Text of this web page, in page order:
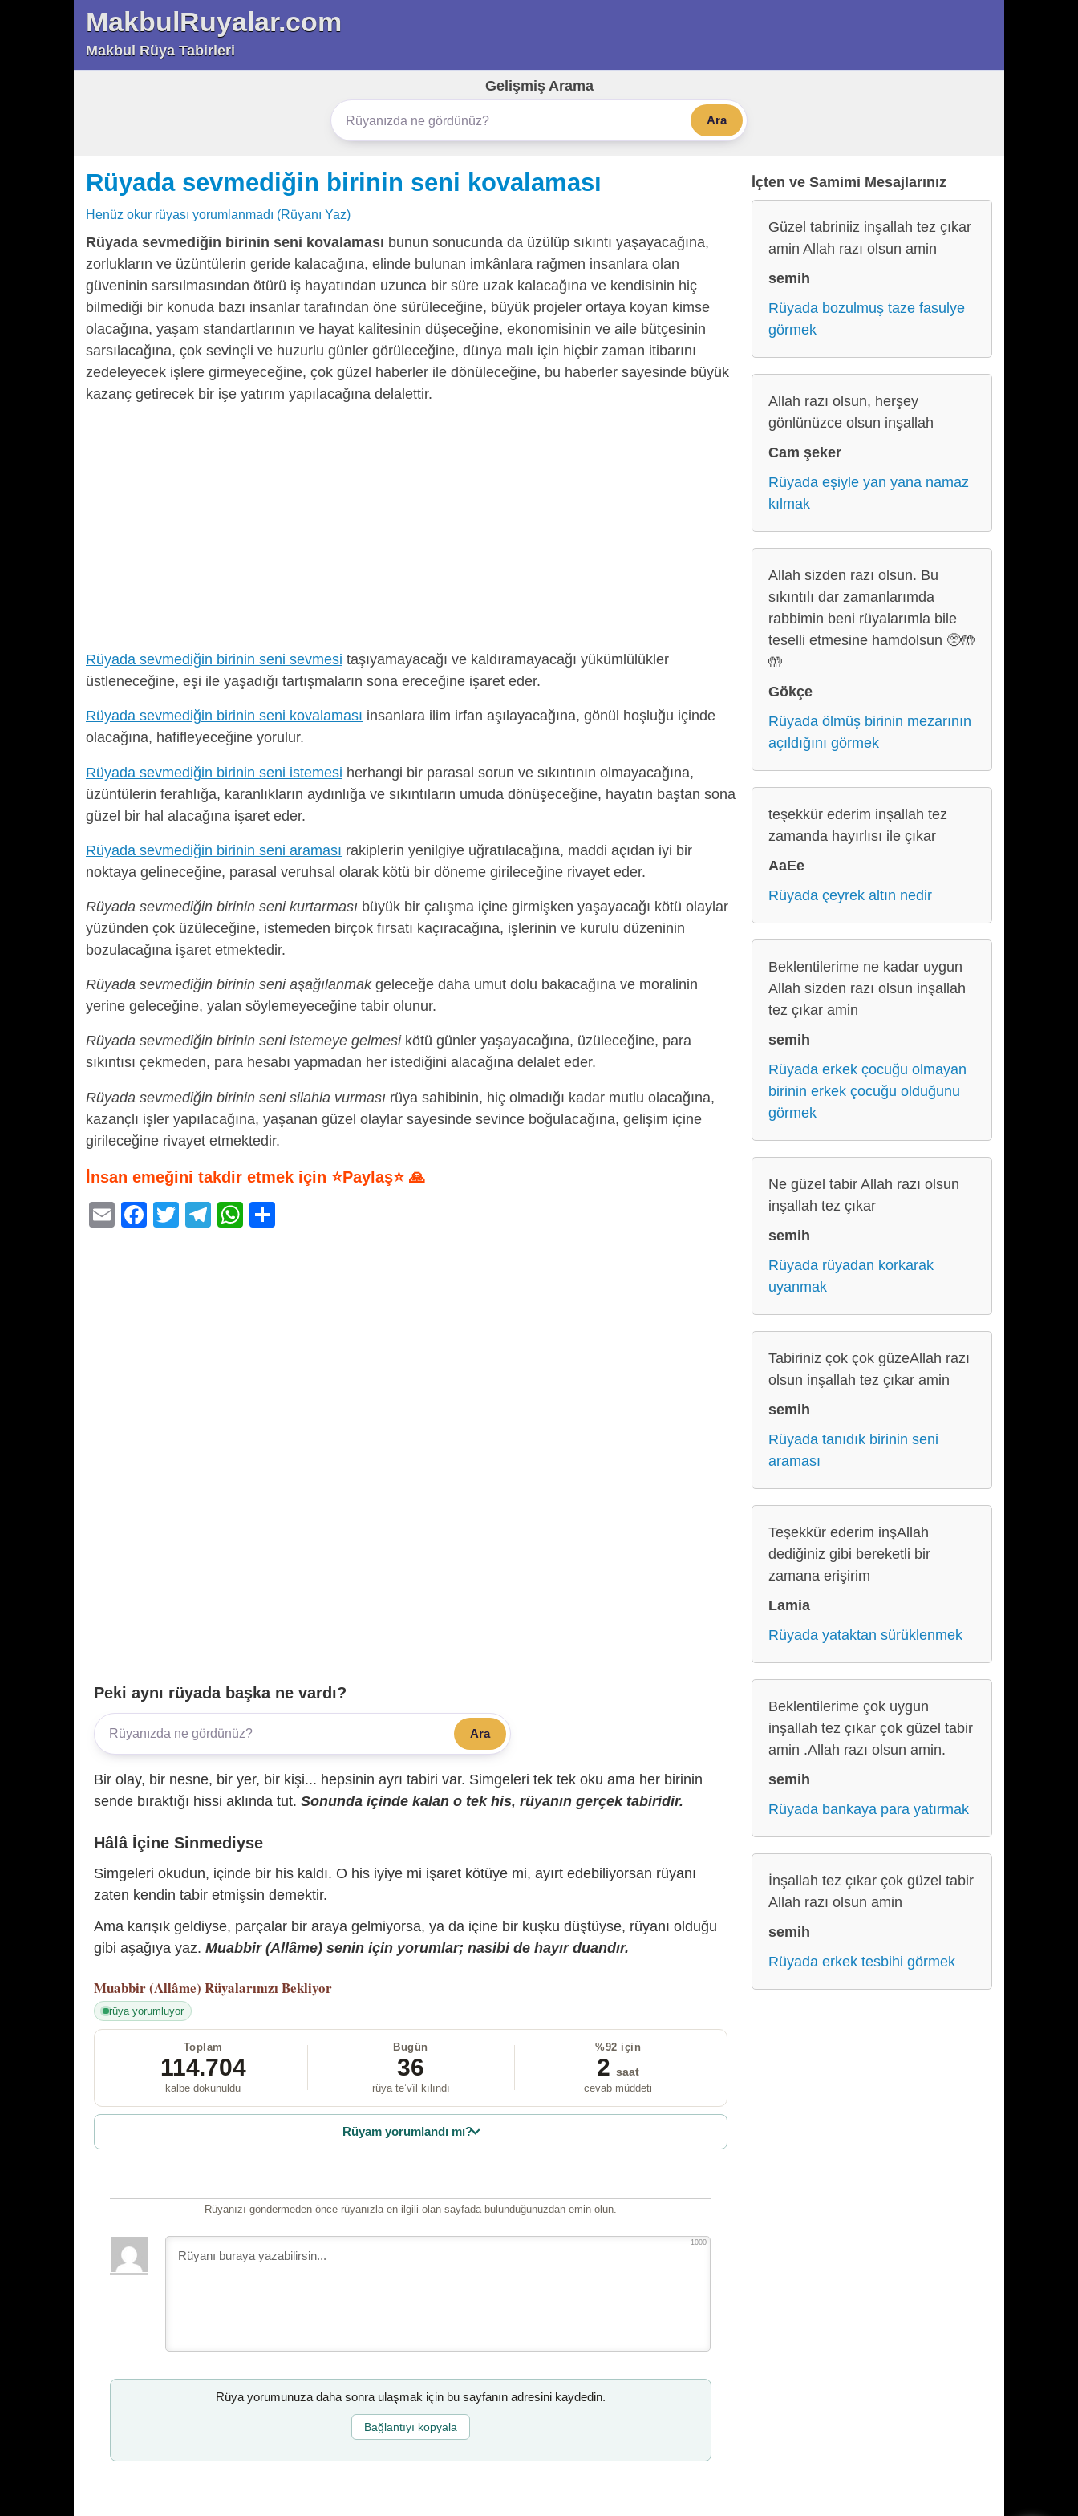
MakbulRuyalar.com
Makbul Rüya Tabirleri
Gelişmiş Arama
Ara
Rüyada sevmediğin birinin seni kovalaması
Henüz okur rüyası yorumlanmadı (Rüyanı Yaz)
Rüyada sevmediğin birinin seni kovalaması bunun sonucunda da üzülüp sıkıntı yaşayacağına,
zorlukların ve üzüntülerin geride kalacağına, elinde bulunan imkânlara rağmen insanlara olan
güveninin sarsılmasından ötürü iş hayatından uzunca bir süre uzak kalacağına ve kendisinin hiç
bilmediği bir konuda bazı insanlar tarafından öne sürüleceğine, büyük projeler ortaya koyan kimse
olacağına, yaşam standartlarının ve hayat kalitesinin düşeceğine, ekonomisinin ve aile bütçesinin
sarsılacağına, çok sevinçli ve huzurlu günler görüleceğine, dünya malı için hiçbir zaman itibarını
zedeleyecek işlere girmeyeceğine, çok güzel haberler ile dönüleceğine, bu haberler sayesinde büyük
kazanç getirecek bir işe yatırım yapılacağına delalettir.
Rüyada sevmediğin birinin seni sevmesi taşıyamayacağı ve kaldıramayacağı yükümlülükler
üstleneceğine, eşi ile yaşadığı tartışmaların sona ereceğine işaret eder.
Rüyada sevmediğin birinin seni kovalaması insanlara ilim irfan aşılayacağına, gönül hoşluğu içinde
olacağına, hafifleyeceğine yorulur.
Rüyada sevmediğin birinin seni istemesi herhangi bir parasal sorun ve sıkıntının olmayacağına,
üzüntülerin ferahlığa, karanlıkların aydınlığa ve sıkıntıların umuda dönüşeceğine, hayatın baştan sona
güzel bir hal alacağına işaret eder.
Rüyada sevmediğin birinin seni araması rakiplerin yenilgiye uğratılacağına, maddi açıdan iyi bir
noktaya gelineceğine, parasal veruhsal olarak kötü bir döneme girileceğine rivayet eder.
Rüyada sevmediğin birinin seni kurtarması büyük bir çalışma içine girmişken yaşayacağı kötü olaylar
yüzünden çok üzüleceğine, istemeden birçok fırsatı kaçıracağına, işlerinin ve kurulu düzeninin
bozulacağına işaret etmektedir.
Rüyada sevmediğin birinin seni aşağılanmakgeleceğe daha umut dolu bakacağına ve moralinin
yerine geleceğine, yalan söylemeyeceğine tabir olunur.
Rüyada sevmediğin birinin seni istemeye gelmesikötü günler yaşayacağına, üzüleceğine, para
sıkıntısı çekmeden, para hesabı yapmadan her istediğini alacağına delalet eder.
Rüyada sevmediğin birinin seni silahla vurması rüya sahibinin, hiç olmadığı kadar mutlu olacağına,
kazançlı işler yapılacağına, yaşanan güzel olaylar sayesinde sevince boğulacağına, gelişim içine
girileceğine rivayet etmektedir.
İnsan emeğini takdir etmek için ⭐Paylaş⭐ 🙏
E
F
T
T
W
Peki aynı rüyada başka ne vardı?
Ara
Bir olay, bir nesne, bir yer, bir kişi... hepsinin ayrı tabiri var. Simgeleri tek tek oku ama her birinin
sende bıraktığı hissi aklında tut. Sonunda içinde kalan o tek his, rüyanın gerçek tabiridir.
Hâlâ İçine Sinmediyse
Simgeleri okudun, içinde bir his kaldı. O his iyiye mi işaret kötüye mi, ayırt edebiliyorsan rüyanı
zaten kendin tabir etmişsin demektir.
Ama karışık geldiyse, parçalar bir araya gelmiyorsa, ya da içine bir kuşku düştüyse, rüyanı olduğu
gibi aşağıya yaz. Muabbir (Allâme) senin için yorumlar; nasibi de hayır duandır.
Muabbir (Allâme) Rüyalarınızı Bekliyor
rüya yorumluyor
Toplam
114.704
kalbe dokunuldu
Bugün
36
rüya te’vîl kılındı
%92 için
2 saat
cevab müddeti
Rüyam yorumlandı mı?
Rüyanızı göndermeden önce rüyanızla en ilgili olan sayfada bulunduğunuzdan emin olun.
1000
Rüya yorumunuza daha sonra ulaşmak için bu sayfanın adresini kaydedin.
Bağlantıyı kopyala
İçten ve Samimi Mesajlarınız
Güzel tabriniiz inşallah tez çıkar
amin Allah razı olsun amin
semih
Rüyada bozulmuş taze fasulye
görmek
Allah razı olsun, herşey
gönlünüzce olsun inşallah
Cam şeker
Rüyada eşiyle yan yana namaz
kılmak
Allah sizden razı olsun. Bu
sıkıntılı dar zamanlarımda
rabbimin beni rüyalarımla bile
teselli etmesine hamdolsun 🥺🤲
🤲
Gökçe
Rüyada ölmüş birinin mezarının
açıldığını görmek
teşekkür ederim inşallah tez
zamanda hayırlısı ile çıkar
AaEe
Rüyada çeyrek altın nedir
Beklentilerime ne kadar uygun
Allah sizden razı olsun inşallah
tez çıkar amin
semih
Rüyada erkek çocuğu olmayan
birinin erkek çocuğu olduğunu
görmek
Ne güzel tabir Allah razı olsun
inşallah tez çıkar
semih
Rüyada rüyadan korkarak
uyanmak
Tabiriniz çok çok güzeAllah razı
olsun inşallah tez çıkar amin
semih
Rüyada tanıdık birinin seni
araması
Teşekkür ederim inşAllah
dediğiniz gibi bereketli bir
zamana erişirim
Lamia
Rüyada yataktan sürüklenmek
Beklentilerime çok uygun
inşallah tez çıkar çok güzel tabir
amin .Allah razı olsun amin.
semih
Rüyada bankaya para yatırmak
İnşallah tez çıkar çok güzel tabir
Allah razı olsun amin
semih
Rüyada erkek tesbihi görmek